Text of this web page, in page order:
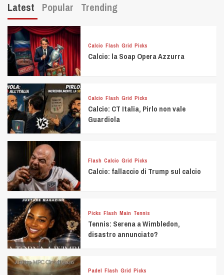
Latest Popular Trending
Calcio Flash Grid Picks
Calcio: la Soap Opera Azzurra
Calcio Flash Grid Picks
Calcio: CT Italia, Pirlo non vale
Guardiola
Flash Calcio Grid Picks
Calcio: fallaccio di Trump sul calcio
Picks Flash Main Tennis
Tennis: Serena a Wimbledon,
disastro annunciato?
Padel Flash Grid Picks